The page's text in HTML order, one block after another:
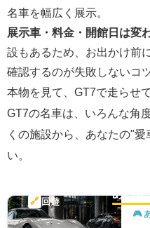
名車を幅広く展示。
展示車・料金・開館日は変
設もあるため、お出かけ前
確認するのが失敗しないコツ
本物を見て、GT7で走らせ
GT7の名車は、いろんな角
くの施設から、あなたの"
い。
🔗 回遊
あわせ
🎮